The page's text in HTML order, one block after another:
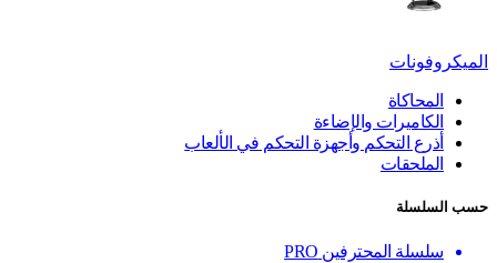
الميكروفونات
المحاكاة
الكاميرات والإضاءة
أذرع التحكم وأجهزة التحكم في الألعاب
الملحقات
حسب السلسلة
سلسلة المحترفين PRO